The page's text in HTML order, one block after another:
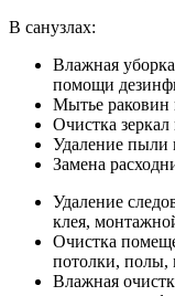
В санузлах:
Влажная
помощи
Мытье раковин
Очистка
Удаление пыли
Замена
Удаление
клея,
Очистка
потолки, полы,
Влажная